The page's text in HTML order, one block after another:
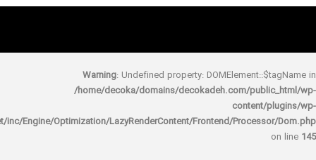
Warning: Undefined property:
/home/decoka/domains/decokadeh.com/
rocket/inc/Engine/Optimization/LazyRenderContent/Frontend/